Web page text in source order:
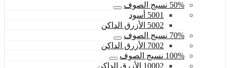
50% نسيج الصوف
5001 أسود
5002 الأزرق الداكن
70% نسيج الصوف
7002 الأزرق الداكن
100% نسيج الصوف
10002 الأزرق الداكن